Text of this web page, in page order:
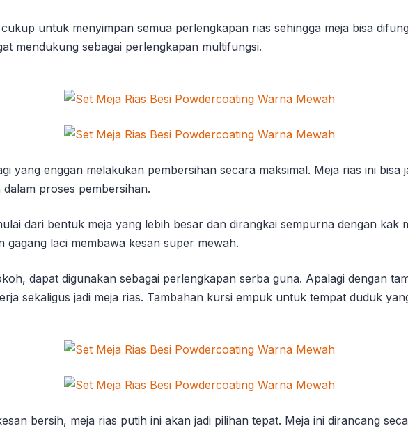
untuk menyimpan semua perlengkapan rias sehingga meja bisa
mendukung sebagai perlengkapan multifungsi.
yang enggan melakukan pembersihan secara maksimal. Meja rias ini
proses pembersihan.
dari bentuk meja yang lebih besar dan dirangkai sempurna dengan
gagang laci membawa kesan super mewah.
dapat digunakan sebagai perlengkapan serba guna. Apalagi dengan
sekaligus jadi meja rias. Tambahan kursi empuk untuk tempat duduk
bersih, meja rias putih ini akan jadi pilihan tepat. Meja ini dirancang